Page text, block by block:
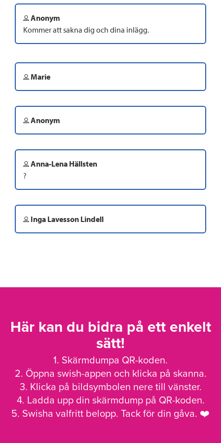
Anonym
Kommer att sakna dig och dina inlägg.
Marie
Anonym
Anna-Lena Hällsten
?
Inga Lavesson Lindell
Här kan du bidra på ett enkelt
sätt!
1. Skärmdumpa QR-koden.
2. Öppna swish-appen och klicka på skanna.
3. Klicka på bildsymbolen nere till vänster.
4. Ladda upp din skärmdump på QR-koden.
5. Swisha valfritt belopp. Tack för din gåva. ❤️